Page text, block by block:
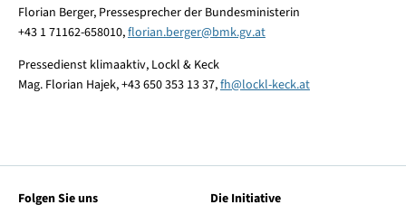
Florian Berger, Pressesprecher der Bundesministerin
+43 1 71162-658010,florian.berger@bmk.gv.at
Pressedienst klimaaktiv, Lockl & Keck
Mag. Florian Hajek, +43 650 353 13 37,fh@lockl-keck.at
Folgen Sie uns
Die Initiative